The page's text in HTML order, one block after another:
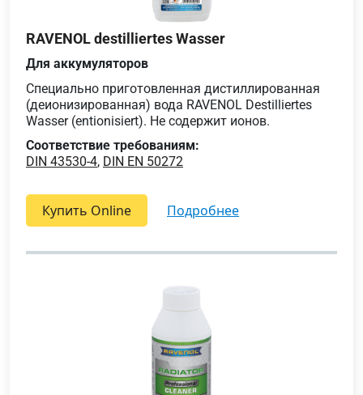
RAVENOL destilliertes Wasser
Для аккумуляторов
Специально приготовленная дистиллированная
(деионизированная) вода RAVENOL Destilliertes
Wasser (entionisiert). Не содержит ионов.
Соответствие требованиям:
DIN 43530-4, DIN EN 50272
Купить Online подробнее